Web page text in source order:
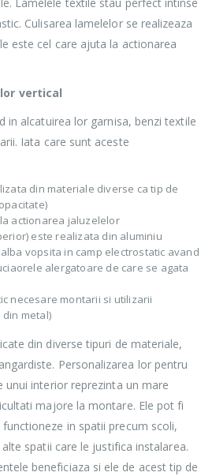
Culisarea lamelelor se realizeaza
este cel care ajuta la actionarea
vertical
in alcatuirea lor garnisa, benzi textile
Iata care sunt aceste
din materiale diverse ca tip de
actionarea jaluzelelor
este realizata din aluminiu
vopsita in camp electrostatic avand
alergatoare de care se agata
necesare montarii si utilizarii
metal)
din diverse tipuri de materiale,
Personalizarea lor pentru
unui interior reprezinta un mare
majore la montare. Ele pot fi
in spatii precum scoli,
spatii care le justifica instalarea.
beneficiaza si ele de acest tip de